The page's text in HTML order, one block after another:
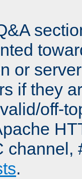
or
if they
off-
channel,
.